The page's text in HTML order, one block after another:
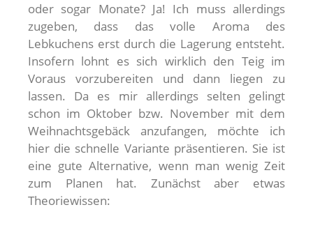
oder sogar Monate? Ja! Ich muss allerdings
zugeben, dass das volle Aroma des
Lebkuchens erst durch die Lagerung entsteht.
Insofern lohnt es sich wirklich den Teig im
Voraus vorzubereiten und dann liegen zu
lassen. Da es mir allerdings selten gelingt
schon im Oktober bzw. November mit dem
Weihnachtsgebäck anzufangen, möchte ich
hier die schnelle Variante präsentieren. Sie ist
eine gute Alternative, wenn man wenig Zeit
zum Planen hat. Zunächst aber etwas
Theoriewissen: